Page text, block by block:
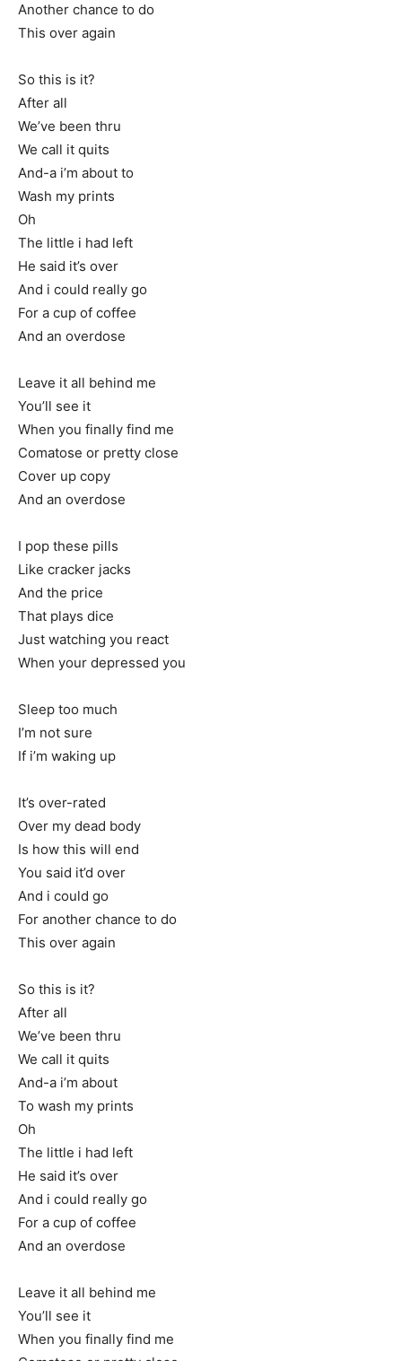
Another chance to do
This over again
So this is it?
After all
We’ve been thru
We call it quits
And-a i’m about to
Wash my prints
Oh
The little i had left
He said it’s over
And i could really go
For a cup of coffee
And an overdose
Leave it all behind me
You’ll see it
When you finally find me
Comatose or pretty close
Cover up copy
And an overdose
I pop these pills
Like cracker jacks
And the price
That plays dice
Just watching you react
When your depressed you
Sleep too much
I’m not sure
If i’m waking up
It’s over-rated
Over my dead body
Is how this will end
You said it’d over
And i could go
For another chance to do
This over again
So this is it?
After all
We’ve been thru
We call it quits
And-a i’m about
To wash my prints
Oh
The little i had left
He said it’s over
And i could really go
For a cup of coffee
And an overdose
Leave it all behind me
You’ll see it
When you finally find me